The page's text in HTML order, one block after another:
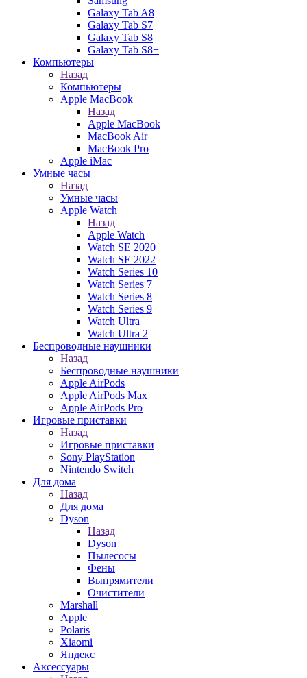
Galaxy Tab A8
Galaxy Tab S7
Galaxy Tab S8
Galaxy Tab S8+
Компьютеры
Назад
Компьютеры
Apple MacBook
Назад
Apple MacBook
MacBook Air
MacBook Pro
Apple iMac
Умные часы
Назад
Умные часы
Apple Watch
Назад
Apple Watch
Watch SE 2020
Watch SE 2022
Watch Series 10
Watch Series 7
Watch Series 8
Watch Series 9
Watch Ultra
Watch Ultra 2
Беспроводные наушники
Назад
Беспроводные наушники
Apple AirPods
Apple AirPods Max
Apple AirPods Pro
Игровые приставки
Назад
Игровые приставки
Sony PlayStation
Nintendo Switch
Для дома
Назад
Для дома
Dyson
Назад
Dyson
Пылесосы
Фены
Выпрямители
Очистители
Marshall
Apple
Polaris
Xiaomi
Яндекс
Аксессуары